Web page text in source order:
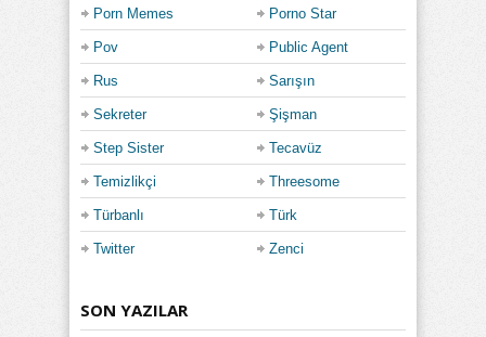
Porn Memes Porno Star
Pov Public Agent
Rus Sarışın
Sekreter Şişman
Step Sister Tecavüz
Temizlikçi Threesome
Türbanlı Türk
Twitter Zenci
SON YAZILAR